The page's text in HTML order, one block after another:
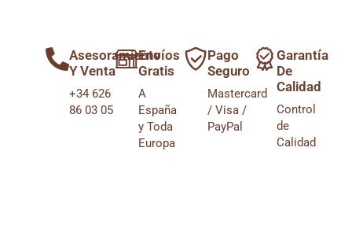
Asesoramiento
Y Venta
+34 626
86 03 05
Envíos
Gratis
A
España
y Toda
Europa
Pago
Seguro
Mastercard
/ Visa /
PayPal
Garantía
De
Calidad
Control
de
Calidad